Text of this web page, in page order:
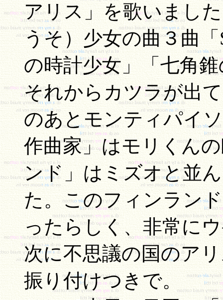
アリス」を歌いまし
うそ）少女の曲３曲
の時計少女」「七角
それからカツラが出
のあとモンティパイ
作曲家」はモリくん
ンド」はミズオと並
た。このフィンラン
ったらしく、非常に
次に不思議の国のア
振り付けつきで。